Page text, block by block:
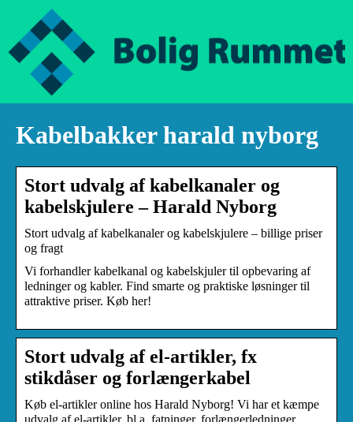
Kabelbakker harald nyborg
Stort udvalg af kabelkanaler og
kabelskjulere – Harald Nyborg
Stort udvalg af kabelkanaler og kabelskjulere – billige priser
og fragt
Vi forhandler kabelkanal og kabelskjuler til opbevaring af
ledninger og kabler. Find smarte og praktiske løsninger til
attraktive priser. Køb her!
Stort udvalg af el-artikler, fx
stikdåser og forlængerkabel
Køb el-artikler online hos Harald Nyborg! Vi har et kæmpe